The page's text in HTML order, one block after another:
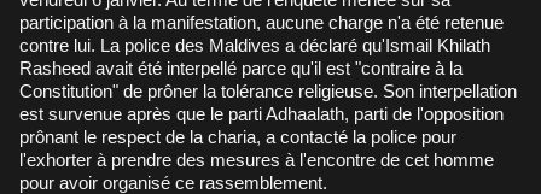
participation à la manifestation, aucune charge n'a été retenue
contre lui. La police des Maldives a déclaré qu'Ismail Khilath
Rasheed avait été interpellé parce qu'il est "contraire à la
Constitution" de prôner la tolérance religieuse. Son interpellation
est survenue après que le parti Adhaalath, parti de l'opposition
prônant le respect de la charia, a contacté la police pour
l'exhorter à prendre des mesures à l'encontre de cet homme
pour avoir organisé ce rassemblement.